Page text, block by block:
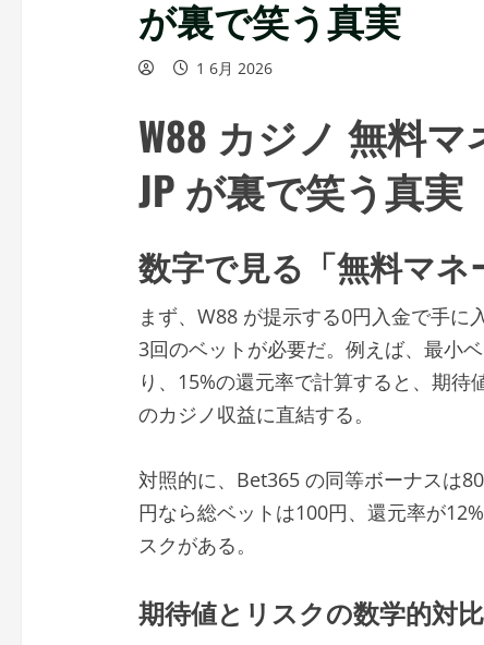
が裏で笑う真実
1 6月 2026
W88 カジノ 無料
JP が裏で笑う真実
数字で見る「無料マネ
まず、W88 が提示する0円入金で手に
3回のベットが必要だ。例えば、最小
り、15%の還元率で計算すると、期
のカジノ収益に直結する。
対照的に、Bet365 の同等ボーナスは
円なら総ベットは100円、還元率が
スクがある。
期待値とリスクの数学的対比